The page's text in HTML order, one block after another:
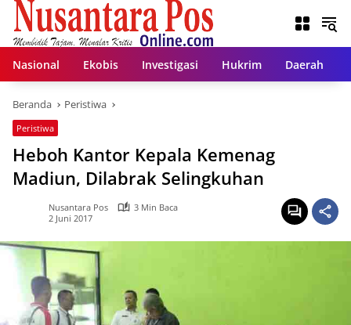
Langsung
konten
Nasional
Ekobis Investigasi Hukrim Daerah
Beranda Peristiwa
Peristiwa
Heboh Kantor Kepala Kemenag
Madiun, Dilabrak Selingkuhan
Nusantara Pos
3 Min Baca
2 Juni 2017